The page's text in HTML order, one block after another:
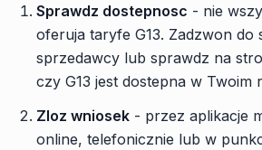
Sprawdz dostepnosc - nie
oferuja taryfe G13. Zadzwon do
sprzedawcy lub sprawdz na
czy G13 jest dostepna w Twoim
Zloz wniosek - przez aplikacje
online, telefonicznie lub w